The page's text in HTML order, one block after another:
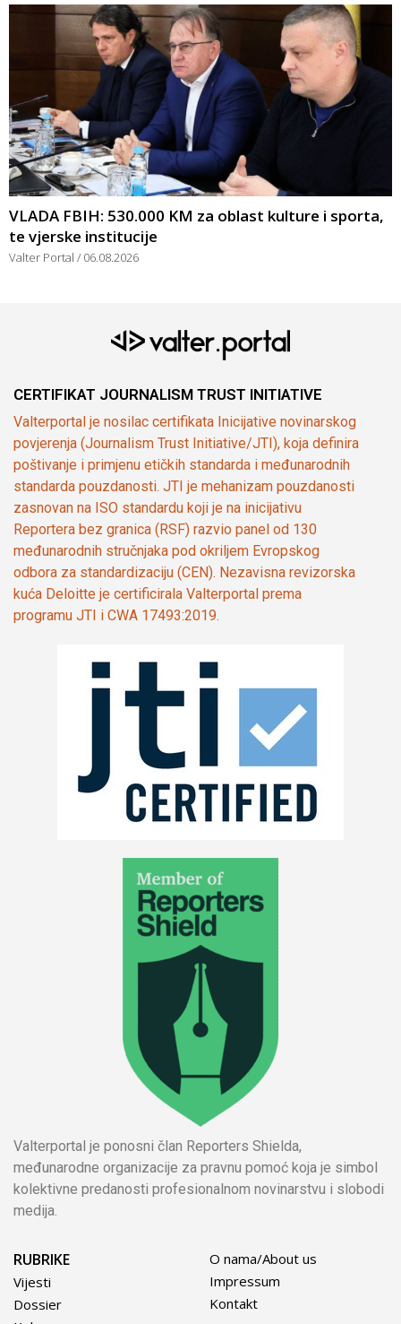
VLADA FBIH: 530.000 KM za oblast kulture i sporta,
te vjerske institucije
Valter Portal 06.08.2026
CERTIFIKAT JOURNALISM TRUST INITIATIVE
Valterportal je nosilac certifikata Inicijative novinarskog
povjerenja (Journalism Trust Initiative/JTI), koja definira
poštivanje i primjenu etičkih standarda i međunarodnih
standarda pouzdanosti. JTI je mehanizam pouzdanosti
zasnovan na ISO standardu koji je na inicijativu
Reportera bez granica (RSF) razvio panel od 130
međunarodnih stručnjaka pod okriljem Evropskog
odbora za standardizaciju (CEN). Nezavisna revizorska
kuća Deloitte je certificirala Valterportal prema
programu JTI i CWA 17493:2019.
Valterportal je ponosni član Reporters Shielda,
međunarodne organizacije za pravnu pomoć koja je simbol
kolektivne predanosti profesionalnom novinarstvu i slobodi
medija.
RUBRIKE
Vijesti
Dossier
O nama/About us
Impressum
Kontakt